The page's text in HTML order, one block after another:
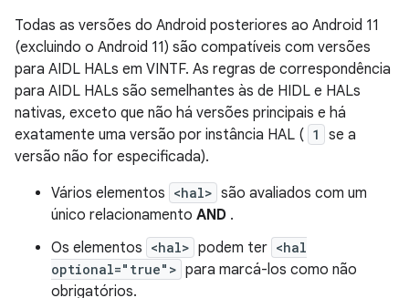
Todas as versões do Android posteriores ao Android 11
(excluindo o Android 11) são compatíveis com versões
para AIDL HALs em VINTF. As regras de correspondência
para AIDL HALs são semelhantes às de HIDL e HALs
nativas, exceto que não há versões principais e há
exatamente uma versão por instância HAL ( 1
se a
versão não for especificada).
Vários elementos <hal> são avaliados com um
único relacionamento AND .
Os elementos <hal> podem ter <hal
optional="true"> para marcá-los como não
obrigatórios.